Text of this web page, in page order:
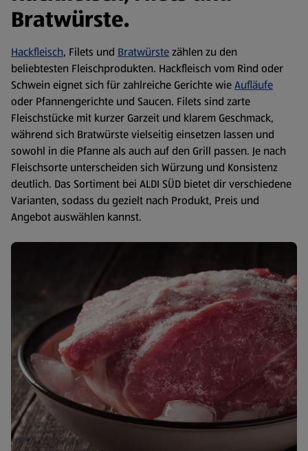
Bratwürste.
Hackfleisch, Filets und Bratwürstezählen zu den
beliebtesten Fleischprodukten. Hackfleisch vom Rind oder
Schwein eignet sich für zahlreiche Gerichte wieAufläufe
oder Pfannengerichte und Saucen. Filets sind zarte
Fleischstücke mit kurzer Garzeit und klarem Geschmack,
während sich Bratwürste vielseitig einsetzen lassen und
sowohl in die Pfanne als auch auf den Grill passen. Je nach
Fleischsorte unterscheiden sich Würzung und Konsistenz
deutlich. Das Sortiment bei ALDI SÜD bietet dir verschiedene
Varianten, sodass du gezielt nach Produkt, Preis und
Angebot auswählen kannst.